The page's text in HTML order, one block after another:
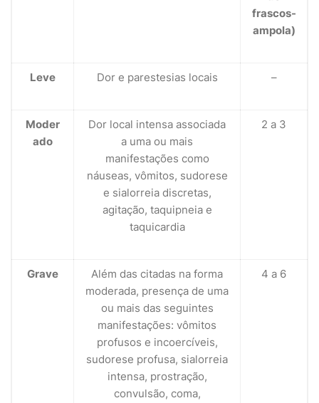
frascos-
ampola)
Leve Dor e parestesias locais –
Moder
ado
Dor local intensa associada
a uma ou mais
manifestações como
náuseas, vômitos, sudorese
e sialorreia discretas,
agitação, taquipneia e
taquicardia
2 a 3
Grave
Além das citadas na forma
moderada, presença de uma
ou mais das seguintes
manifestações: vômitos
profusos e incoercíveis,
sudorese profusa, sialorreia
intensa, prostração,
convulsão, coma,
4 a 6